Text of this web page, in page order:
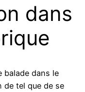
dans
balade dans le
de tel que de se